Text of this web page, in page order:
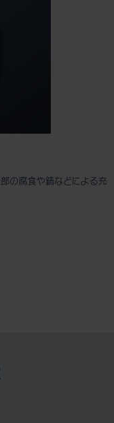
の腐食や錆などによる充